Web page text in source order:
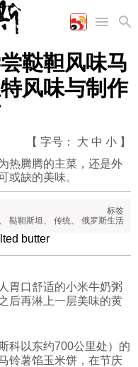
鞑靼风味马
风味与制作
【 字号： 大 中 小 】
热腾腾的主菜，还是外
或缺的美味。
标签
、 鞑靼斯坦 、 传统、 俄罗斯生活
胃口舒适的小米牛奶粥
后再淋上一层美味的黄
科以东约700公里处）的
铃薯馅玉米饼，在节庆